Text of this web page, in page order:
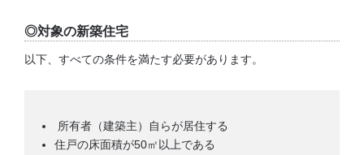
◎対象の新築住宅
以下、すべての条件を満たす必要があります。
所有者（建築主）自らが居住する
住戸の床面積が50㎡以上である